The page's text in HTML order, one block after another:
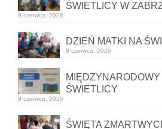
ŚWIETLICY W
8 czerwca, 2026
DZIEŃ MATKI NA
8 czerwca, 2026
ŚWIETLICY
8 czerwca, 2026
ŚWIĘTA